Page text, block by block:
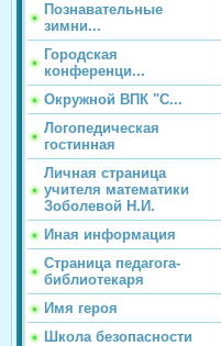
Познавательные
зимни...
Городская
конференци...
Окружной ВПК "С...
Логопедическая
гостинная
Личная страница
учителя математики
Зоболевой Н.И.
Иная информация
Страница педагога-
библиотекаря
Имя героя
Школа безопасности